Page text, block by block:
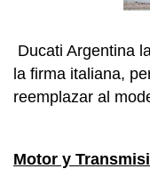
Ducati Argentina
la firma italiana,
reemplazar al
Motor y